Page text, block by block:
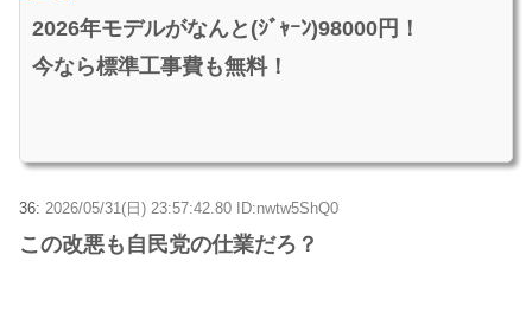
2026年モデルがなんと(ｼﾞｬｰﾝ)98000円！
今なら標準工事費も無料！
36: 2026/05/31(日) 23:57:42.80 ID:nwtw5ShQ0
この改悪も自民党の仕業だろ？